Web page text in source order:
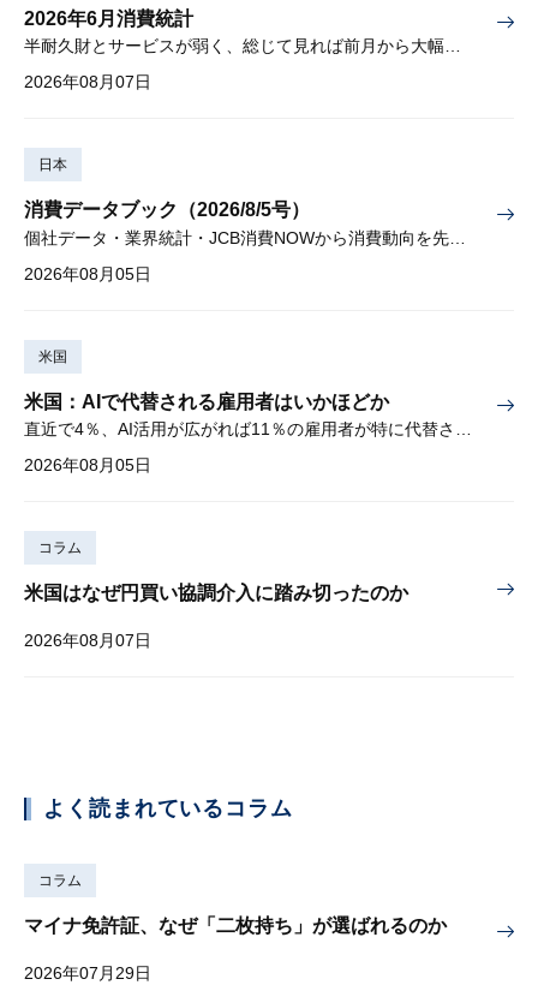
2026年6月消費統計
半耐久財とサービスが弱く、総じて見れば前月から大幅に減少
2026年08月07日
日本
消費データブック（2026/8/5号）
2026年08月05日
米国
米国：AIで代替される雇用者はいかほどか
直近で4％、AI活用が広がれば11％の雇用者が特に代替されやすい
2026年08月05日
コラム
米国はなぜ円買い協調介入に踏み切ったのか
2026年08月07日
よく読まれているコラム
コラム
マイナ免許証、なぜ「二枚持ち」が選ばれるのか
2026年07月29日